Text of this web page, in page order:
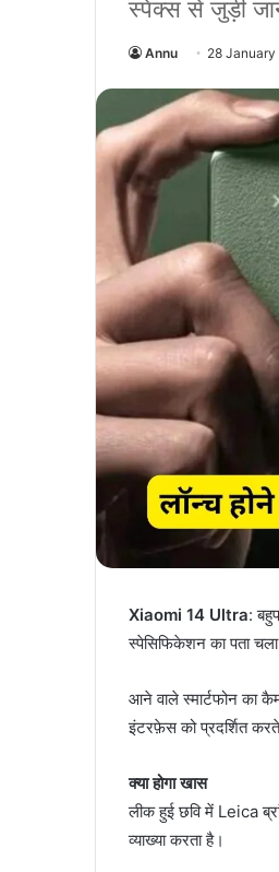
स्पेक्स से जुड़ी
Annu 28
Xiaomi 14 Ultra:
स्पेसिफिकेशन का पता
आने वाले स्मार्टफोन का
इंटरफ़ेस को प्रदर्शित
क्या होगा खास
लीक हुई छवि में Leica
व्याख्या करता है।